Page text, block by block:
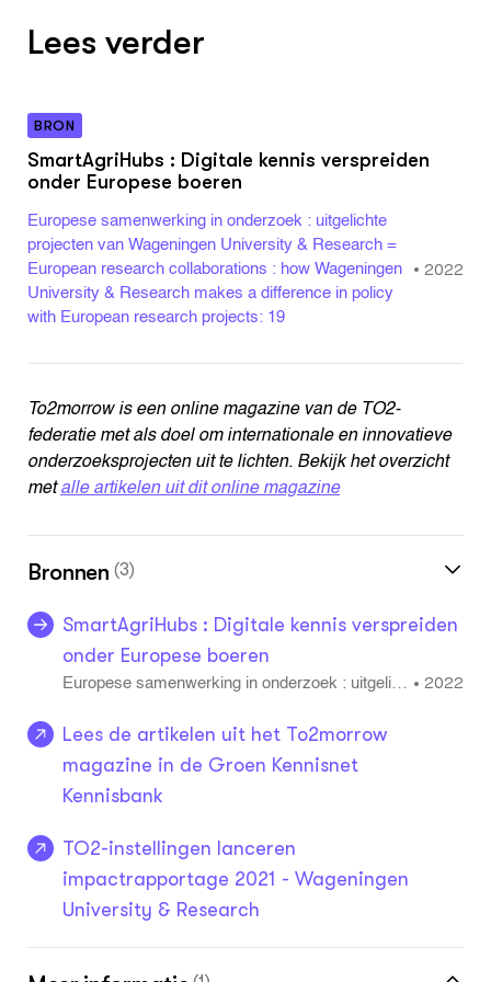
Lees verder
BRON
SmartAgriHubs : Digitale kennis verspreiden
onder Europese boeren
Europese samen­werking in onderzoek : uitgelichte
projecten van Wageningen University & Research =
European research collaborations : how Wageningen
University & Research makes a difference in policy
with European research projects: 19
•2022
To2morrow is een online magazine van de TO2-
federatie met als doel om internationale en innovatieve
onderzoeksprojecten uit te lichten. Bekijk het overzicht
metalle artikelen uit dit online magazine
Bronnen (3)
SmartAgriHubs : Digitale kennis verspreiden
onder Europese boeren
Europese samen­werking in onderzoek : uitgelich
arch = European research collaborations : how
Wageningen University & Research makes a diff
erence in policy with European research project
s: 19
•2022
Lees de artikelen uit het To2morrow
magazine in de Groen Kennisnet
Kennisbank
TO2-instellingen lanceren
impactrapportage 2021 - Wageningen
University & Research